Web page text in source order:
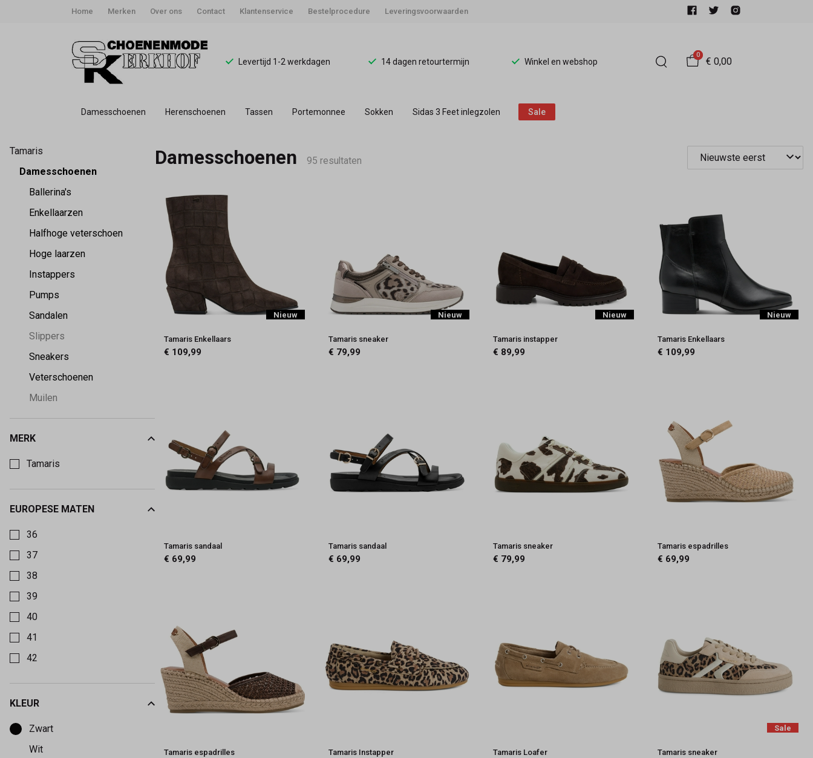
Home Merken Over ons Contact Klantenservice Bestelprocedure Leveringsvoorwaarden
Levertijd 1-2 werkdagen 14 dagen retourtermijn Winkel en webshop
0
€ 0,00
Damesschoenen Herenschoenen Tassen Portemonnee Sokken Sidas 3 Feet inlegzolen Sale
Tamaris
damesschoenen
Schoenmode
Kerkhof
Tamaris
Damesschoenen
Ballerina's
Enkellaarzen
Halfhoge veterschoen
Hoge laarzen
Instappers
Pumps
Sandalen
Slippers
Sneakers
Veterschoenen
Muilen
MERK
Tamaris
EUROPESE MATEN
36
37
38
39
40
41
42
KLEUR
Zwart
Wit
Damesschoenen 95 resultaten
Nieuw
Tamaris Enkellaars
€ 109,99
Nieuw
Tamaris sneaker
€ 79,99
Nieuw
Tamaris instapper
€ 89,99
Nieuw
Tamaris Enkellaars
€ 109,99
Tamaris sandaal
€ 69,99
Tamaris sandaal
€ 69,99
Tamaris sneaker
€ 79,99
Tamaris espadrilles
€ 69,99
Tamaris espadrilles Tamaris Instapper Tamaris Loafer
Sale
Tamaris sneaker